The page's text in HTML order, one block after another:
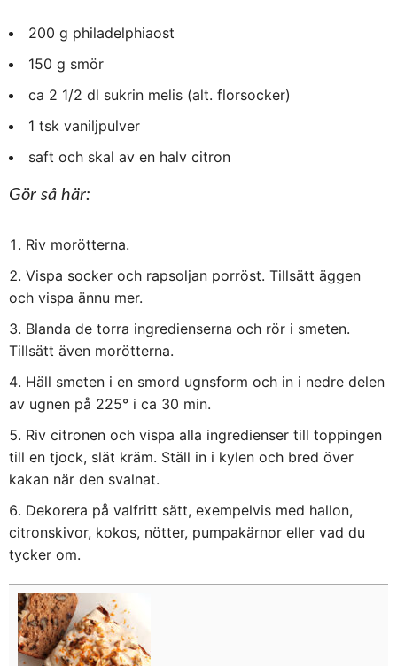
200 g philadelphiaost
150 g smör
ca 2 1/2 dl sukrin melis (alt. florsocker)
1 tsk vaniljpulver
saft och skal av en halv citron
Gör så här:
Riv morötterna.
Vispa socker och rapsoljan porröst. Tillsätt äggen
och vispa ännu mer.
Blanda de torra ingredienserna och rör i smeten.
Tillsätt även morötterna.
Häll smeten i en smord ugnsform och in i nedre delen
av ugnen på 225° i ca 30 min.
Riv citronen och vispa alla ingredienser till toppingen
till en tjock, slät kräm. Ställ in i kylen och bred över
kakan när den svalnat.
Dekorera på valfritt sätt, exempelvis med hallon,
citronskivor, kokos, nötter, pumpakärnor eller vad du
tycker om.